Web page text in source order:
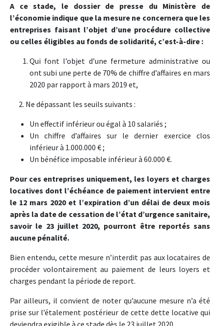
A ce stade, le dossier de presse du Ministère de
l’économie indique que la mesure ne concernera que les
entreprises faisant l’objet d’une procédure collective
ou celles éligibles au fonds de solidarité, c’est-à-dire :
Qui font l’objet d’une fermeture administrative ou
ont subi une perte de 70% de chiffre d’affaires en mars
2020 par rapport à mars 2019 et,
2. Ne dépassant les seuils suivants :
Un effectif inférieur ou égal à 10 salariés ;
Un chiffre d’affaires sur le dernier exercice clos
inférieur à 1.000.000 € ;
Un bénéfice imposable inférieur à 60.000 €.
Pour ces entreprises uniquement, les loyers et charges
locatives dont l’échéance de paiement intervient entre
le 12 mars 2020 et l’expiration d’un délai de deux mois
après la date de cessation de l’état d’urgence sanitaire,
savoir le 23 juillet 2020, pourront être reportés sans
aucune pénalité.
Bien entendu, cette mesure n’interdit pas aux locataires de
procéder volontairement au paiement de leurs loyers et
charges pendant la période de report.
Par ailleurs, il convient de noter qu’aucune mesure n’a été
prise sur l’étalement postérieur de cette dette locative qui
deviendra exigible à ce stade dès le 23 juillet 2020.